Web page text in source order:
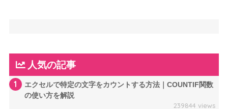
人気の記事
1
エクセルで特定の文字をカウントする方法｜COUNTIF関数
の使い方を解説
239844 views